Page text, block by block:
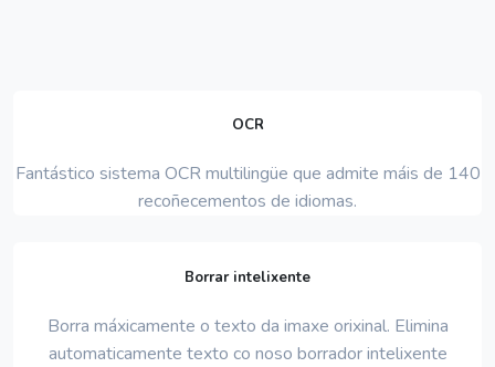
OCR
Fantástico sistema OCR multilingüe que admite máis de 140
recoñecementos de idiomas.
Borrar intelixente
Borra máxicamente o texto da imaxe orixinal. Elimina
automaticamente texto co noso borrador intelixente